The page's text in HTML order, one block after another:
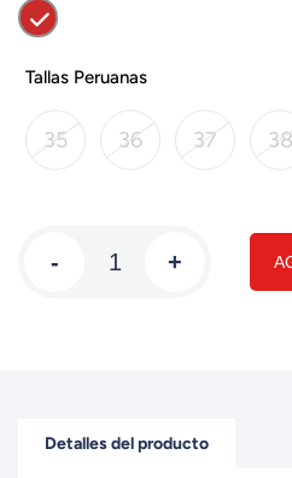
Tallas Peruanas
35 36 37 38
- +
Detalles del producto